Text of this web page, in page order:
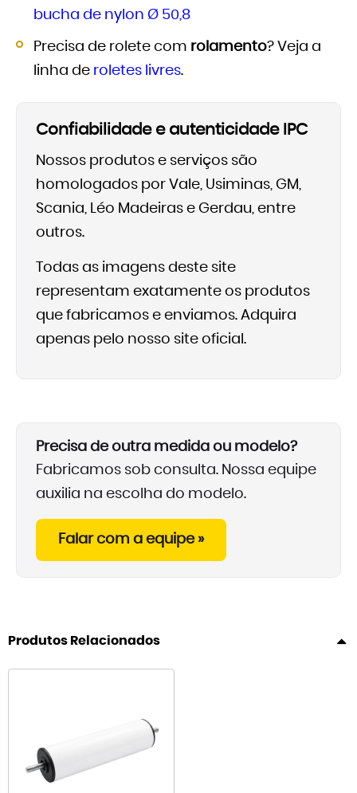
bucha de nylon Ø 50,8
Precisa de rolete com rolamento? Veja a
linha de roletes livres.
Confiabilidade e autenticidade IPC
Nossos produtos e serviços são
homologados por Vale, Usiminas, GM,
Scania, Léo Madeiras e Gerdau, entre
outros.
Todas as imagens deste site
representam exatamente os produtos
que fabricamos e enviamos. Adquira
apenas pelo nosso site oficial.
Precisa de outra medida ou modelo?
Fabricamos sob consulta. Nossa equipe
auxilia na escolha do modelo.
Falar com a equipe »
Produtos Relacionados